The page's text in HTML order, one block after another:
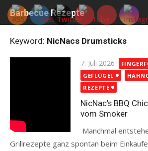
Skip
Barbecue Rezepte
Keyword: NicNacs Drumsticks
Posted
on
7. Juli 2026
GEFLÜGEL
REZEPTE
NicNac’s BBQ
vom Smoker
Manchmal
Grillrezepte ganz spontan beim